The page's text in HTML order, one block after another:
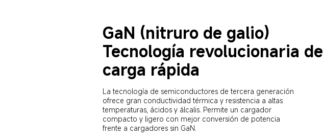
GaN (nitruro de galio)
Tecnología revolucionaria de
carga rápida
La tecnología de semiconductores de tercera generación
ofrece gran conductividad térmica y resistencia a altas
temperaturas, ácidos y álcalis. Permite un cargador
compacto y ligero con mejor conversión de potencia
frente a cargadores sin GaN.